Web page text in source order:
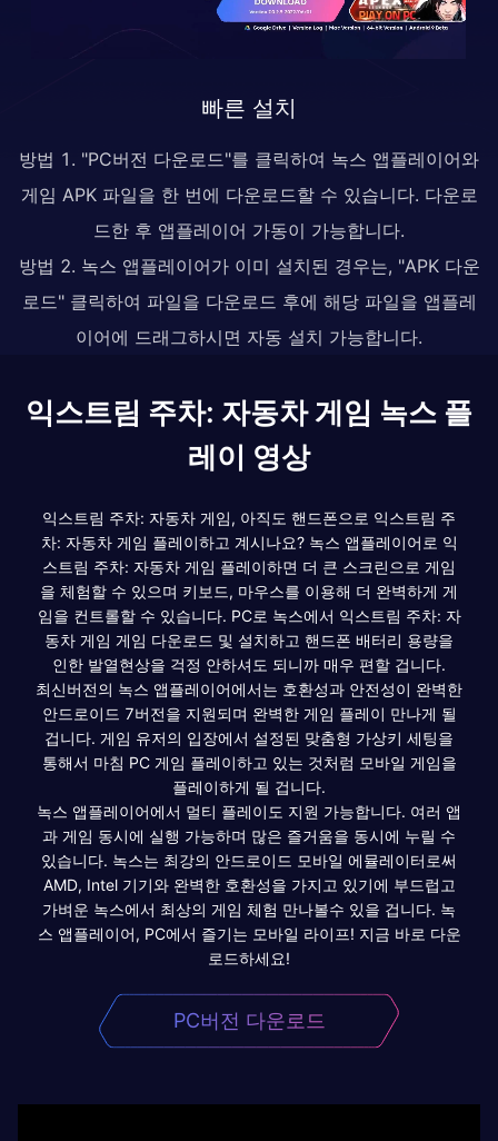
빠른 설치
방법 1. "PC버전 다운로드"를 클릭하여 녹스 앱플레이어와
게임 APK 파일을 한 번에 다운로드할 수 있습니다. 다운로
드한 후 앱플레이어 가동이 가능합니다.
방법 2. 녹스 앱플레이어가 이미 설치된 경우는, "APK 다운
로드" 클릭하여 파일을 다운로드 후에 해당 파일을 앱플레
이어에 드래그하시면 자동 설치 가능합니다.
익스트림 주차: 자동차 게임 녹스 플
레이 영상
익스트림 주차: 자동차 게임, 아직도 핸드폰으로 익스트림 주
차: 자동차 게임 플레이하고 계시나요? 녹스 앱플레이어로 익
스트림 주차: 자동차 게임 플레이하면 더 큰 스크린으로 게임
을 체험할 수 있으며 키보드, 마우스를 이용해 더 완벽하게 게
임을 컨트롤할 수 있습니다. PC로 녹스에서 익스트림 주차: 자
동차 게임 게임 다운로드 및 설치하고 핸드폰 배터리 용량을
인한 발열현상을 걱정 안하셔도 되니까 매우 편할 겁니다.
최신버전의 녹스 앱플레이어에서는 호환성과 안전성이 완벽한
안드로이드 7버전을 지원되며 완벽한 게임 플레이 만나게 될
겁니다. 게임 유저의 입장에서 설정된 맞춤형 가상키 세팅을
통해서 마침 PC 게임 플레이하고 있는 것처럼 모바일 게임을
플레이하게 될 겁니다.
녹스 앱플레이어에서 멀티 플레이도 지원 가능합니다. 여러 앱
과 게임 동시에 실행 가능하며 많은 즐거움을 동시에 누릴 수
있습니다. 녹스는 최강의 안드로이드 모바일 에뮬레이터로써
AMD, Intel 기기와 완벽한 호환성을 가지고 있기에 부드럽고
가벼운 녹스에서 최상의 게임 체험 만나볼수 있을 겁니다. 녹
스 앱플레이어, PC에서 즐기는 모바일 라이프! 지금 바로 다운
로드하세요!
PC버전 다운로드